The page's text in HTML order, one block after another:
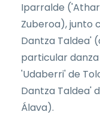
Iparralde
Zuberoa), junto
Dantza Taldea'
particular
'Udaberri' de
Dantza Taldea'
Álava).